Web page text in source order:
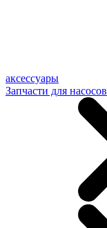
аксессуары
Запчасти для насосов